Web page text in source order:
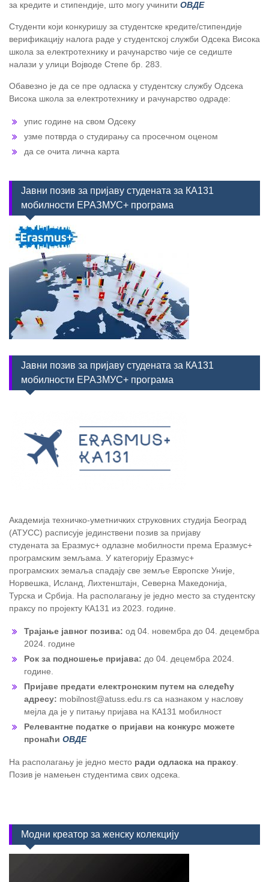
за кредите и стипендије, што могу учинити ОВДЕ
Студенти који конкуришу за студентске кредите/стипендије
верификацију налога раде у студентској служби Одсека Висока
школа за електротехнику и рачунарство чије се седиште
налази у улици Војводе Степе бр. 283.
Обавезно је да се пре одласка у студентску службу Одсека
Висока школа за електротехнику и рачунарство одраде:
упис године на свом Одсеку
узме потврда о студирању са просечном оценом
да се очита лична карта
Јавни позив за пријаву студената за КА131
мобилности ЕРАЗМУС+ програма
Јавни позив за пријаву студената за КА131
мобилности ЕРАЗМУС+ програма
Академија техничко-уметничких струковних студија Београд
(АТУСС) расписује јединствени позив за пријаву
студената за Еразмус+ одлазне мобилности према Еразмус+
програмским земљама. У категорију Еразмус+
програмских земаља спадају све земље Европске Уније,
Норвешка, Исланд, Лихтенштајн, Северна Македонија,
Турска и Србија. На располагању је једно место за студентску
праксу по пројекту КА131 из 2023. године.
Трајање јавног позива: од 04. новембра до 04. децембра
2024. године
Рок за подношење пријава: до 04. децембра 2024.
године.
Пријаве предати електронским путем на следећу
адресу: mobilnost@atuss.edu.rs са назнаком у наслову
мејла да је у питању пријава на КА131 мобилност
Релевантне податке о пријави на конкурс можете
пронаћи ОВДЕ
На располагању је једно место ради одласка на праксу
Позив је намењен студентима свих одсека.
Модни креатор за женску колекцију